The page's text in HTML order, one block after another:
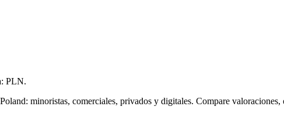
PLN.
minoristas, comerciales, privados y digitales. Compare